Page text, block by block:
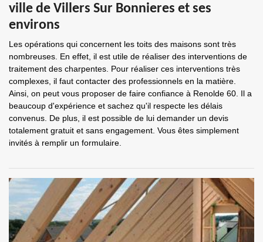
ville de Villers Sur Bonnieres et ses
environs
Les opérations qui concernent les toits des maisons sont très
nombreuses. En effet, il est utile de réaliser des interventions de
traitement des charpentes. Pour réaliser ces interventions très
complexes, il faut contacter des professionnels en la matière.
Ainsi, on peut vous proposer de faire confiance à Renolde 60. Il a
beaucoup d'expérience et sachez qu'il respecte les délais
convenus. De plus, il est possible de lui demander un devis
totalement gratuit et sans engagement. Vous êtes simplement
invités à remplir un formulaire.